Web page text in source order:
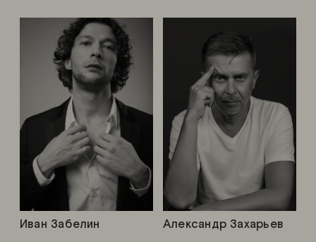
Иван Забелин Александр Захарьев